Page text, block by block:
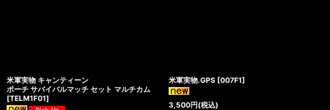
米軍実物 キャンティーン
ポーチ サバイバルマッチ セット マルチカム
[TELM1F01]
米軍実物.GPS [007F1]
3,500円(税込)